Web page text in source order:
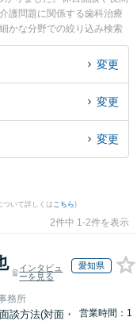
護問題に関係する歯科治療
かな分野での絞り込み検索
弁護士や山本法律事務所の
強みなどが注目されていま
阪市内の弁護士に相談予約
。
変更
変更
変更
ついて詳しくはこちら)
2件中 1-2件を表示
インタビュ
ーを見る
愛知県
務所
面談方法(対面・
営業時間：1